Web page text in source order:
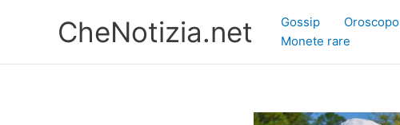
CheNotizia.net Gossip Oroscopo
Monete rare